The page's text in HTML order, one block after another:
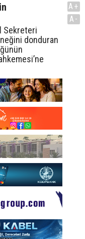
Sekreteri
donduran
A+
A-